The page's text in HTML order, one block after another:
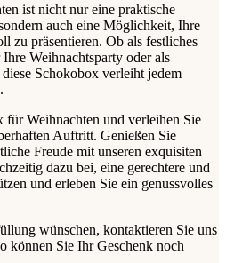
ist nicht nur eine praktische
auch eine Möglichkeit, Ihre
zu präsentieren. Ob als festliches
Weihnachtsparty oder als
Schokobox verleiht jedem
für Weihnachten und verleihen Sie
Auftritt. Genießen Sie
Freude mit unseren exquisiten
dazu bei, eine gerechtere und
und erleben Sie ein genussvolles
wünschen, kontaktieren Sie uns
können Sie Ihr Geschenk noch